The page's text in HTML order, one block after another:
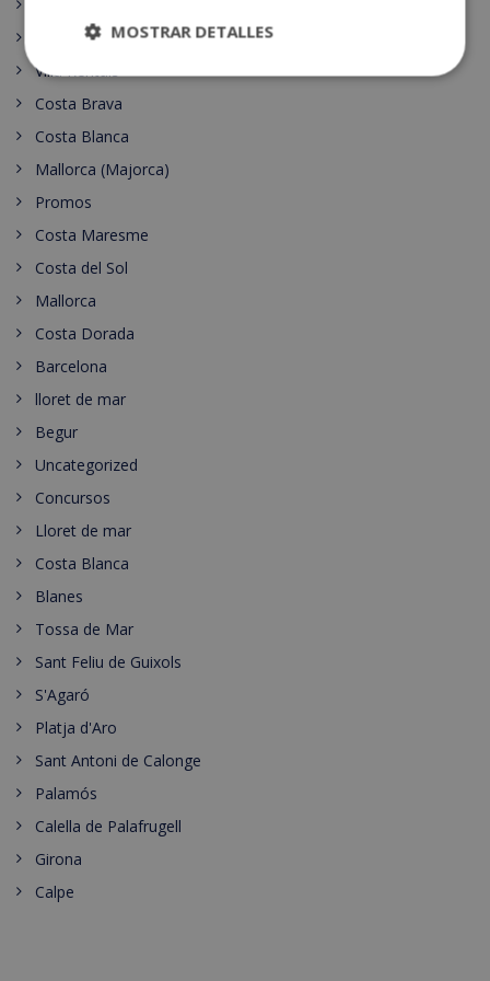
España
Villa Rentals
Costa Brava
Costa Blanca
Mallorca (Majorca)
Promos
Costa Maresme
Costa del Sol
Mallorca
Costa Dorada
Barcelona
lloret de mar
Begur
Uncategorized
Concursos
Lloret de mar
Costa Blanca
Blanes
Tossa de Mar
Sant Feliu de Guixols
S'Agaró
Platja d'Aro
Sant Antoni de Calonge
Palamós
Calella de Palafrugell
Girona
Calpe
MOSTRAR DETALLES